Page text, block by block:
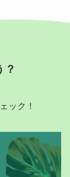
？
ック！